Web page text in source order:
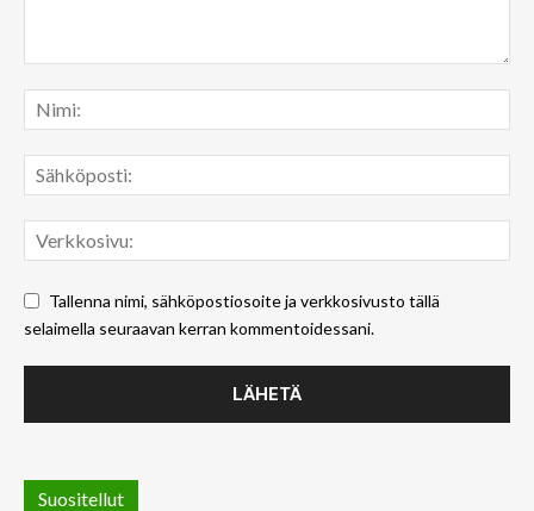
Tallenna nimi, sähköpostiosoite ja verkkosivusto tällä
selaimella seuraavan kerran kommentoidessani.
Suositellut